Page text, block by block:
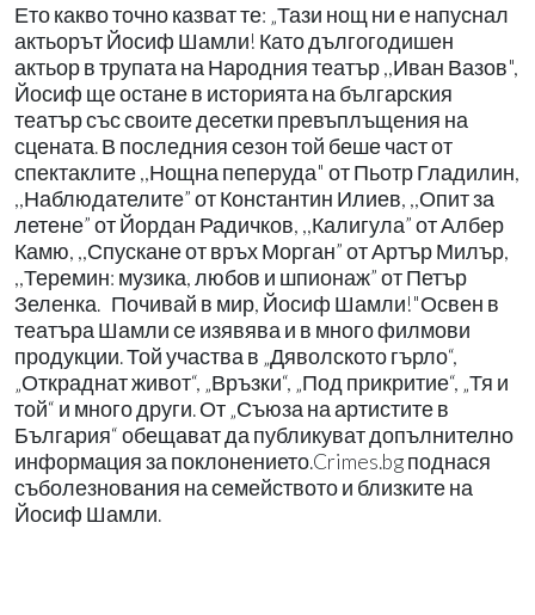
Ето какво точно казват те: „Тази нощ ни е напуснал
актьорът Йосиф Шамли! Като дългогодишен
актьор в трупата на Народния театър ,,Иван Вазов",
Йосиф ще остане в историята на българския
театър със своите десетки превъплъщения на
сцената. В последния сезон той беше част от
спектаклите ,,Нощна пеперуда" от Пьотр Гладилин,
,,Наблюдателите” от Константин Илиев, ,,Опит за
летене” от Йордан Радичков, ,,Калигула” от Албер
Камю, ,,Спускане от връх Морган” от Артър Милър,
,,Теремин: музика, любов и шпионаж” от Петър
Зеленка. Почивай в мир, Йосиф Шамли!"Освен в
театъра Шамли се изявява и в много филмови
продукции. Той участва в „Дяволското гърло“,
„Откраднат живот“, „Връзки“, „Под прикритие“, „Тя и
той“ и много други. От „Съюза на артистите в
България“ обещават да публикуват допълнително
информация за поклонението.Crimes.bg поднася
съболезнования на семейството и близките на
Йосиф Шамли.